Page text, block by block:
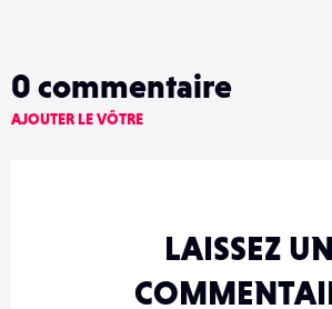
0 commentaire
AJOUTER LE VÔTRE
LAISSEZ UN